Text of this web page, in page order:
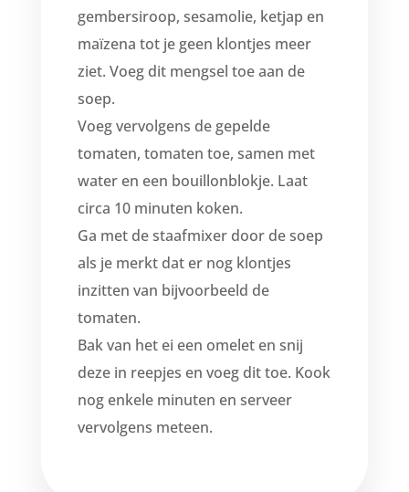
gembersiroop, sesamolie, ketjap en
maïzena tot je geen klontjes meer
ziet. Voeg dit mengsel toe aan de
soep.
Voeg vervolgens de gepelde
tomaten, tomaten toe, samen met
water en een bouillonblokje. Laat
circa 10 minuten koken.
Ga met de staafmixer door de soep
als je merkt dat er nog klontjes
inzitten van bijvoorbeeld de
tomaten.
Bak van het ei een omelet en snij
deze in reepjes en voeg dit toe. Kook
nog enkele minuten en serveer
vervolgens meteen.